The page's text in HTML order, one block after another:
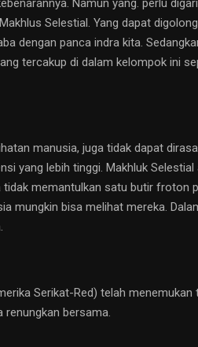
Selestial. Yang dapat
dengan panca indra kita.
tercakup di dalam kelompok ini
manusia, juga tidak dapat
yang lebih tinggi. Makhluk Selestial
memantulkan satu butir froton
mungkin bisa melihat mereka.
Serikat-Red) telah menemukan
bersama.